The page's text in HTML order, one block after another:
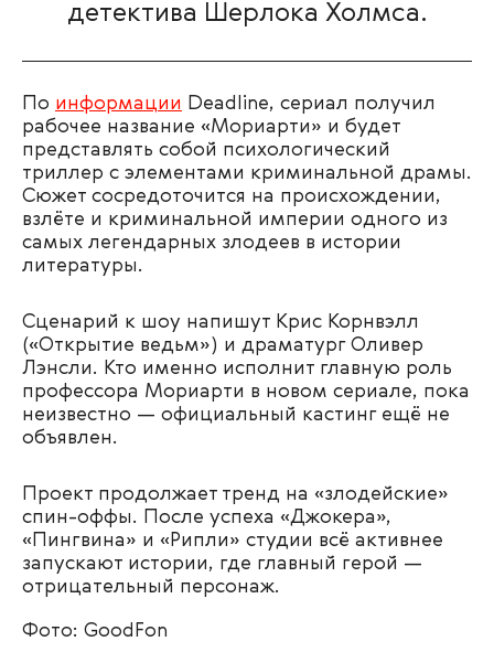
детектива Шерлока Холмса.
По информации Deadline, сериал получил
рабочее название «Мориарти» и будет
представлять собой психологический
триллер с элементами криминальной драмы.
Сюжет сосредоточится на происхождении,
взлёте и криминальной империи одного из
самых легендарных злодеев в истории
литературы.
Сценарий к шоу напишут Крис Корнвэлл
(«Открытие ведьм») и драматург Оливер
Лэнсли. Кто именно исполнит главную роль
профессора Мориарти в новом сериале, пока
неизвестно — официальный кастинг ещё не
объявлен.
Проект продолжает тренд на «злодейские»
спин-оффы. После успеха «Джокера»,
«Пингвина» и «Рипли» студии всё активнее
запускают истории, где главный герой —
отрицательный персонаж.
Фото: GoodFon